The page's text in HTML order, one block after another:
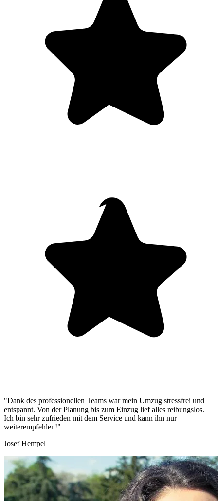
"Dank des professionellen Teams war mein Umzug stressfrei und
entspannt. Von der Planung bis zum Einzug lief alles reibungslos.
Ich bin sehr zufrieden mit dem Service und kann ihn nur
weiterempfehlen!"
Josef Hempel